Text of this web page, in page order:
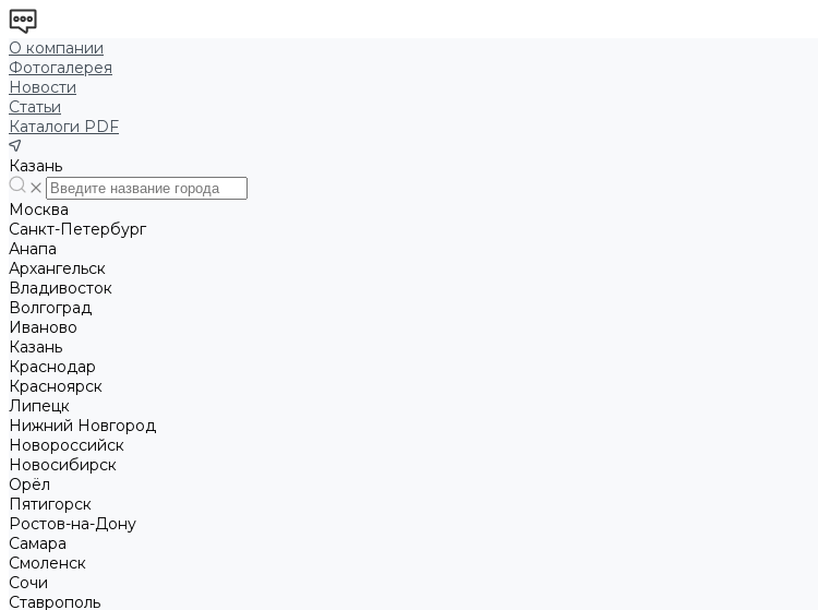
О компании
Фотогалерея
Новости
Статьи
Каталоги PDF
Казань
Москва
Санкт-Петербург
Анапа
Архангельск
Владивосток
Волгоград
Иваново
Казань
Краснодар
Красноярск
Липецк
Нижний Новгород
Новороссийск
Новосибирск
Орёл
Пятигорск
Ростов-на-Дону
Самара
Смоленск
Сочи
Ставрополь